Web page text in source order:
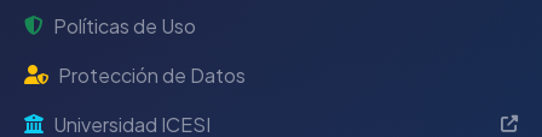
Políticas de Uso
Protección de Datos
Universidad ICESI